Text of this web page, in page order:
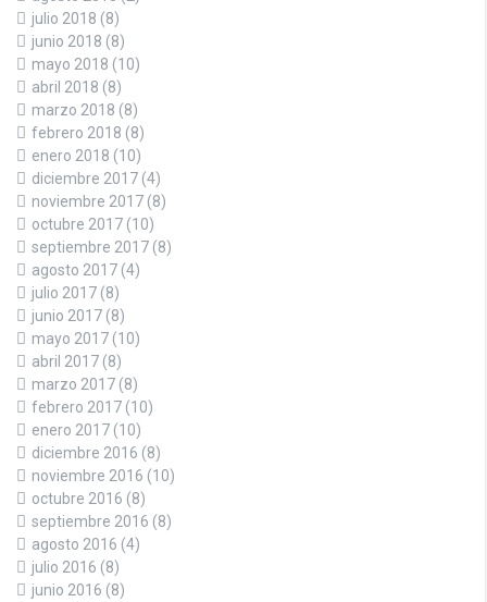
julio 2018 (8)
junio 2018 (8)
mayo 2018 (10)
abril 2018 (8)
marzo 2018 (8)
febrero 2018 (8)
enero 2018 (10)
diciembre 2017 (4)
noviembre 2017 (8)
octubre 2017 (10)
septiembre 2017 (8)
agosto 2017 (4)
julio 2017 (8)
junio 2017 (8)
mayo 2017 (10)
abril 2017 (8)
marzo 2017 (8)
febrero 2017 (10)
enero 2017 (10)
diciembre 2016 (8)
noviembre 2016 (10)
octubre 2016 (8)
septiembre 2016 (8)
agosto 2016 (4)
julio 2016 (8)
junio 2016 (8)